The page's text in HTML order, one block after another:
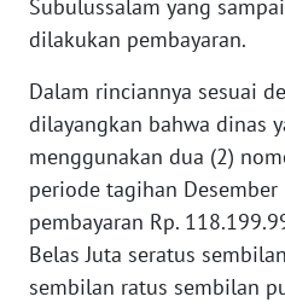
Subulussalam yang
dilakukan pembayaran.
Dalam rinciannya sesuai
dilayangkan bahwa dinas
menggunakan dua (2)
periode tagihan
pembayaran Rp.
Belas Juta seratus
sembilan ratus sembilan
WN
SERAMBI
JAMBI
WN
SULTRA
WN